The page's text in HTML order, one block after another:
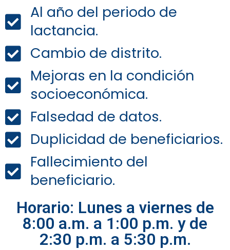
Al año del periodo de
lactancia.
Cambio de distrito.
Mejoras en la condición
socioeconómica.
Falsedad de datos.
Duplicidad de beneficiarios.
Fallecimiento del
beneficiario.
Horario: Lunes a viernes de
8:00 a.m. a 1:00 p.m. y de
2:30 p.m. a 5:30 p.m.